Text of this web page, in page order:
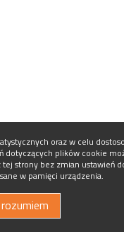
oraz w celu
plików cookie
strony bez zmian ustawień
w pamięci urządzenia.
rozumiem